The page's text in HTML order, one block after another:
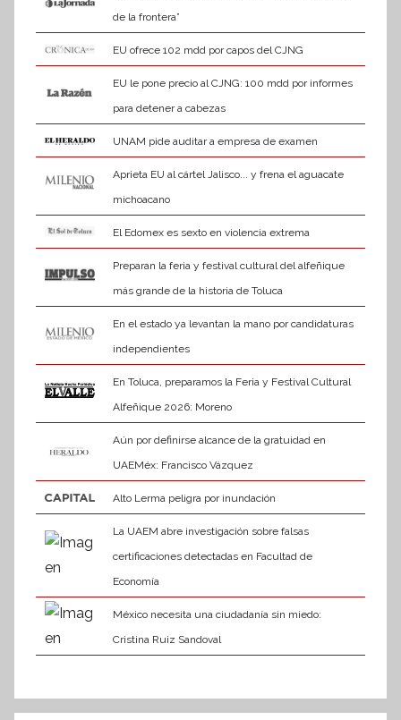
de la frontera”
EU ofrece 102 mdd por capos del CJNG
EU le pone precio al CJNG: 100 mdd por informes
para detener a cabezas
UNAM pide auditar a empresa de examen
Aprieta EU al cártel Jalisco... y frena el aguacate
michoacano
El Edomex es sexto en violencia extrema
Preparan la feria y festival cultural del alfeñique
más grande de la historia de Toluca
En el estado ya levantan la mano por candidaturas
independientes
En Toluca, preparamos la Feria y Festival Cultural
Alfeñique 2026: Moreno
Aún por definirse alcance de la gratuidad en
UAEMéx: Francisco Vázquez
Alto Lerma peligra por inundación
La UAEM abre investigación sobre falsas
certificaciones detectadas en Facultad de
Economía
México necesita una ciudadanía sin miedo:
Cristina Ruiz Sandoval